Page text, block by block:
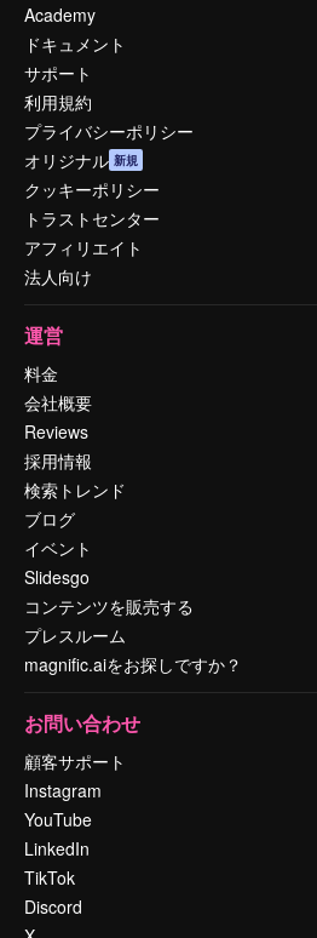
Academy
ドキュメント
サポート
利用規約
プライバシーポリシー
オリジナル 新規
クッキーポリシー
トラストセンター
アフィリエイト
法人向け
運営
料金
会社概要
Reviews
採用情報
検索トレンド
ブログ
イベント
Slidesgo
コンテンツを販売する
プレスルーム
magnific.aiをお探しですか？
お問い合わせ
顧客サポート
Instagram
YouTube
LinkedIn
TikTok
Discord